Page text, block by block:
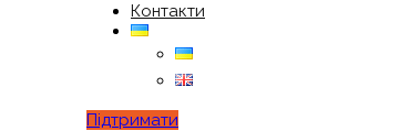
Контакти
Підтримати